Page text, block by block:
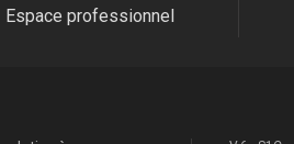
Espace professionnel